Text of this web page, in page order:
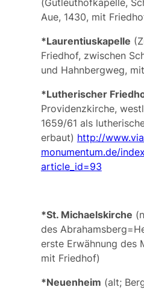
(Gutleuthofkapelle,
Aue, 1430, mit
*Laurentiuskapelle
Friedhof, zwischen
und Hahnbergweg,
*Lutherischer
Providenzkirche,
1659/61 als
erbaut) http://
monumentum.de/
article_id=93
*St. Michaelskirche
des
erste Erwähnung des
mit Friedhof)
*Neuenheim (alt;